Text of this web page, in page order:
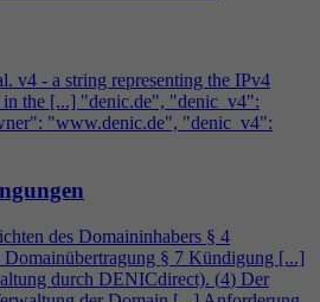
v4 - a string representing the IPv4
in the [...] "denic.de", "denic_v4":
"www.denic.de", "denic_v4":
des Domaininhabers § 4
§ 7 Kündigung [...]
durch DENICdirect). (4) Der